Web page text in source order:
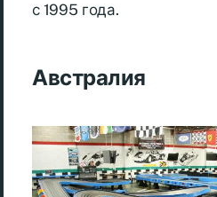
с 1995 года.
Австралия